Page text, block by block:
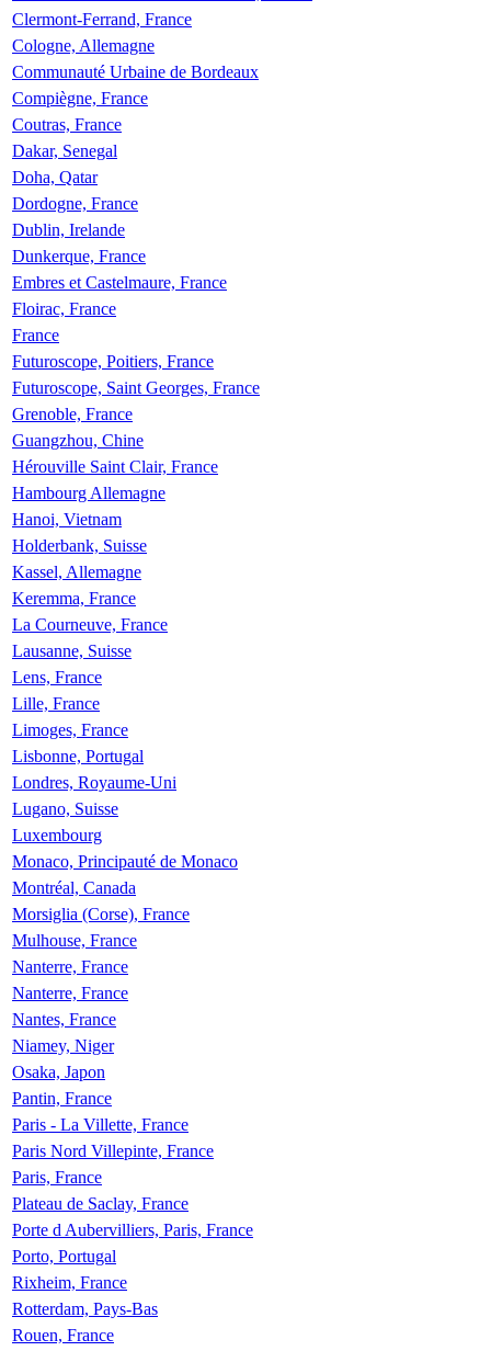
Clermont-Ferrand, France
Cologne, Allemagne
Communauté Urbaine de Bordeaux
Compiègne, France
Coutras, France
Dakar, Senegal
Doha, Qatar
Dordogne, France
Dublin, Irelande
Dunkerque, France
Embres et Castelmaure, France
Floirac, France
France
Futuroscope, Poitiers, France
Futuroscope, Saint Georges, France
Grenoble, France
Guangzhou, Chine
Hérouville Saint Clair, France
Hambourg Allemagne
Hanoi, Vietnam
Holderbank, Suisse
Kassel, Allemagne
Keremma, France
La Courneuve, France
Lausanne, Suisse
Lens, France
Lille, France
Limoges, France
Lisbonne, Portugal
Londres, Royaume-Uni
Lugano, Suisse
Luxembourg
Monaco, Principauté de Monaco
Montréal, Canada
Morsiglia (Corse), France
Mulhouse, France
Nanterre, France
Nanterre, France
Nantes, France
Niamey, Niger
Osaka, Japon
Pantin, France
Paris - La Villette, France
Paris Nord Villepinte, France
Paris, France
Plateau de Saclay, France
Porte d Aubervilliers, Paris, France
Porto, Portugal
Rixheim, France
Rotterdam, Pays-Bas
Rouen, France